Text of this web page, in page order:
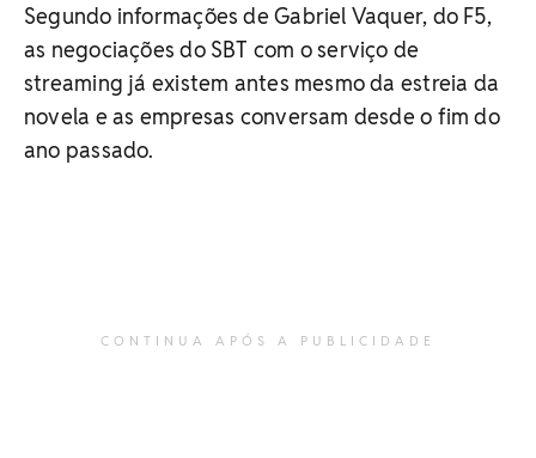
Segundo informações de Gabriel Vaquer, do F5,
as negociações do SBT com o serviço de
streaming já existem antes mesmo da estreia da
novela e as empresas conversam desde o fim do
ano passado.
CONTINUA APÓS A PUBLICIDADE